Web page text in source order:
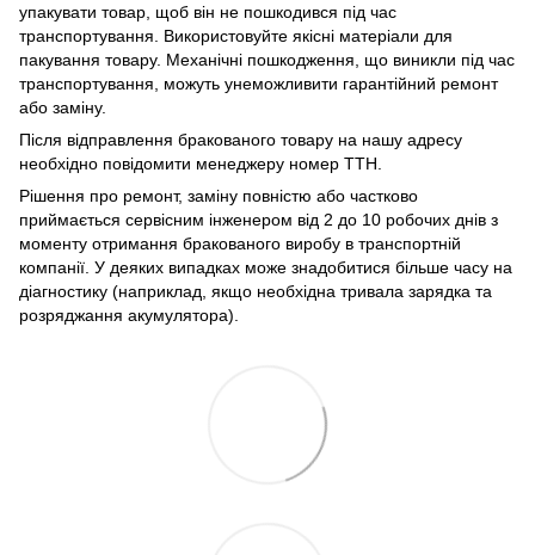
упакувати товар, щоб він не пошкодився під час
транспортування. Використовуйте якісні матеріали для
пакування товару. Механічні пошкодження, що виникли під час
транспортування, можуть унеможливити гарантійний ремонт
або заміну.
Після відправлення бракованого товару на нашу адресу
необхідно повідомити менеджеру номер ТТН.
Рішення про ремонт, заміну повністю або частково
приймається сервісним інженером від 2 до 10 робочих днів з
моменту отримання бракованого виробу в транспортній
компанії. У деяких випадках може знадобитися більше часу на
діагностику (наприклад, якщо необхідна тривала зарядка та
розряджання акумулятора).